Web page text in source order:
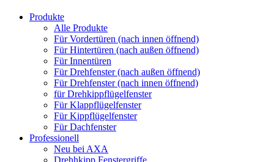
Produkte
Alle Produkte
Für Vordertüren (nach innen öffnend)
Für Hintertüren (nach außen öffnend)
Für Innentüren
Für Drehfenster (nach außen öffnend)
Für Drehfenster (nach innen öffnend)
für Drehkippflügelfenster
Für Klappflügelfenster
Für Kippflügelfenster
Für Dachfenster
Professionell
Neu bei AXA
Drehhkipp Fenstergriffe